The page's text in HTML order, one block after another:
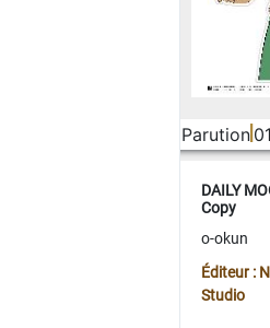
Parution
DAILY
Copy
o-okun
Éditeur :
Studio